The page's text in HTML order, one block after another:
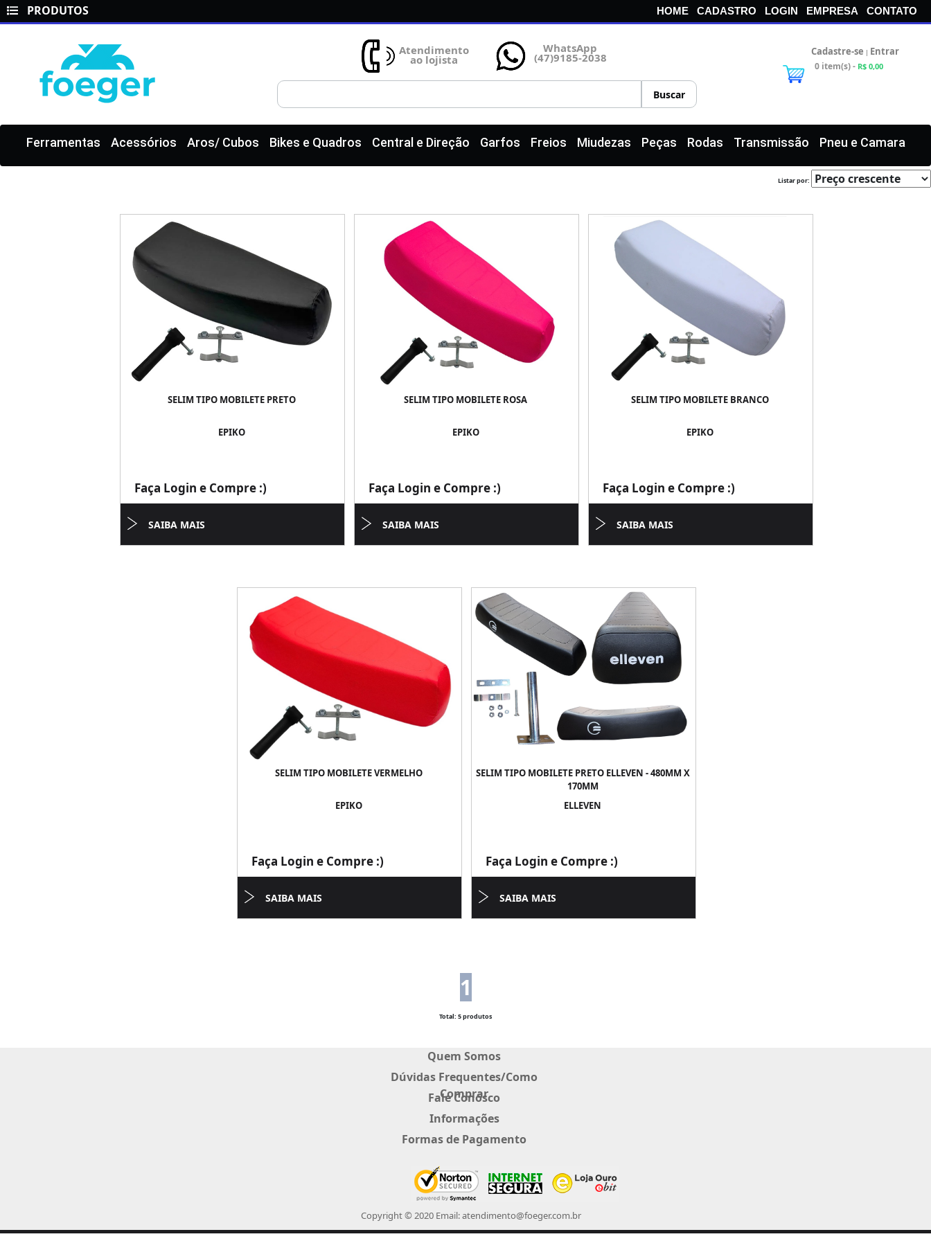
HOME CADASTRO LOGIN EMPRESA CONTATO
PRODUTOS
Atendimento
ao lojista
WhatsApp
(47)9185-2038 Cadastre-se | Entrar
0 item(s) - R$ 0,00
Ferramentas Acessórios Aros/ Cubos Bikes e Quadros Central e Direção Garfos Freios Miudezas Peças Rodas Transmissão Pneu e Camara
Listar por:
SELIM TIPO MOBILETE PRETO
EPIKO
Faça Login e Compre :)
SAIBA MAIS
SELIM TIPO MOBILETE ROSA
EPIKO
Faça Login e Compre :)
SAIBA MAIS
SELIM TIPO MOBILETE BRANCO
EPIKO
Faça Login e Compre :)
SAIBA MAIS
SELIM TIPO MOBILETE VERMELHO
EPIKO
Faça Login e Compre :)
SAIBA MAIS
SELIM TIPO MOBILETE PRETO ELLEVEN - 480MM X
170MM
ELLEVEN
Faça Login e Compre :)
SAIBA MAIS
1
Total: 5 produtos
Quem Somos
Dúvidas Frequentes/Como
Comprar
Fale Conosco
Informações
Formas de Pagamento
Copyright © 2020 Email: atendimento@foeger.com.br